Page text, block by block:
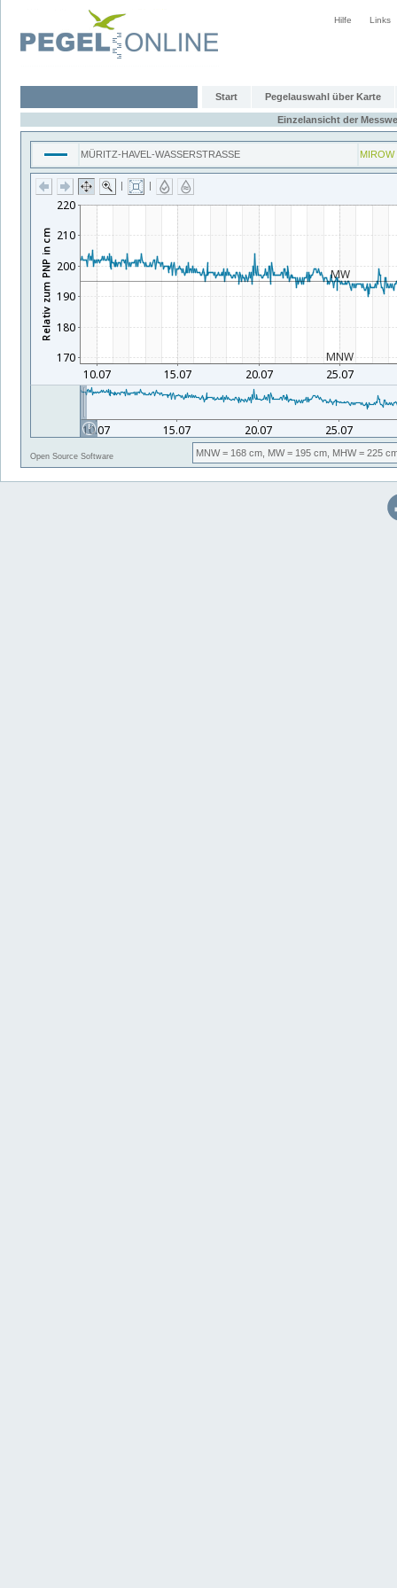
Hilfe Links
Start Pegelauswahl über Karte
Einzelansicht der
MÜRITZ-HAVEL-WASSERSTRASSE MIROW
| |
Open Source Software MNW= 168 cm, MW= 195 cm, MHW= 225